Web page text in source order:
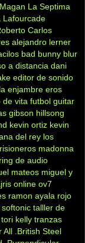
La Septima
Lafourcade
Carlos
alejandro lerner
bad bunny blur
a distancia dani
editor de sonido
enjambre eros
de vita futbol guitar
gibson hillsong
kevin ortiz kevin
del rey los
madonna
de audio
mateos miguel y
online ov7
ramon ayala rojo
softonic talller de
tori kelly tranzas
All .British Steel